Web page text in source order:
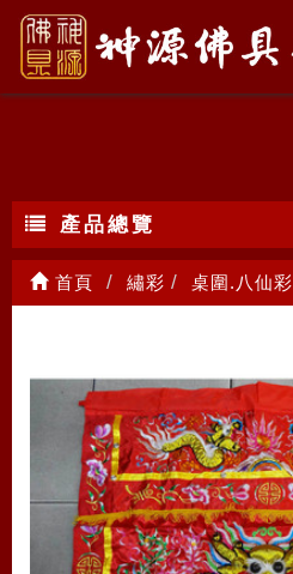
桌圍.八仙彩
產品總覽
首頁 繡彩 桌圍.八仙彩